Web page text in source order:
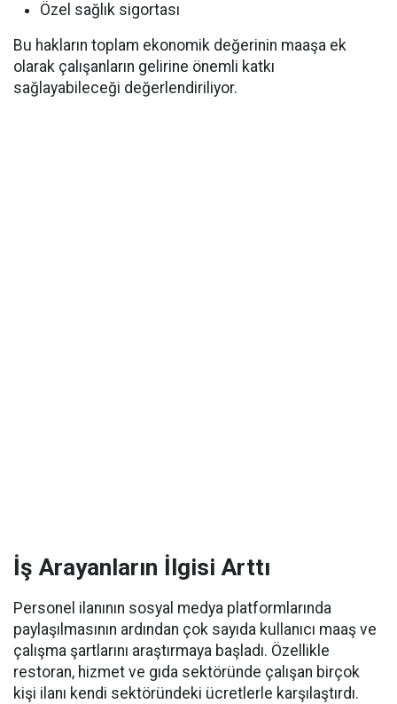
Özel sağlık sigortası
Bu hakların toplam ekonomik değerinin maaşa ek
olarak çalışanların gelirine önemli katkı
sağlayabileceği değerlendiriliyor.
İş Arayanların İlgisi Arttı
Personel ilanının sosyal medya platformlarında
paylaşılmasının ardından çok sayıda kullanıcı maaş ve
çalışma şartlarını araştırmaya başladı. Özellikle
restoran, hizmet ve gıda sektöründe çalışan birçok
kişi ilanı kendi sektöründeki ücretlerle karşılaştırdı.